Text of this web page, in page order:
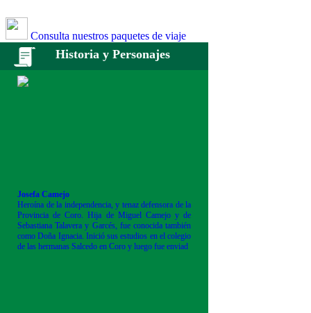
Consulta nuestros paquetes de viaje
Historia y Personajes
Josefa Camejo
Heroína de la independencia, y tenaz defensora de la
Provincia de Coro. Hija de Miguel Camejo y de
Sebastiana Talavera y Garcés, fue conocida también
como Doña Ignacia. Inició sus estudios en el colegio
de las hermanas Salcedo en Coro y luego fue enviad